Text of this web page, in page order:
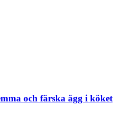
och färska ägg i köket